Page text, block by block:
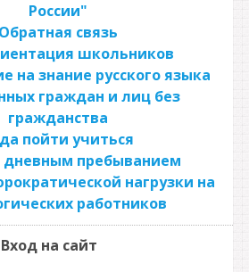
России"
Обратная связь
школьников
на знание русского языка
граждан и лиц без
гражданства
пойти учиться
дневным пребыванием
нагрузки на
работников
Вход на сайт